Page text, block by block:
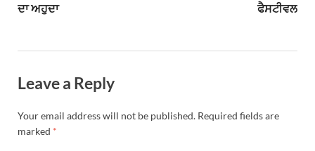
ਦਾ ਅਹੁਦਾ
ਫੈਸਟੀਵਲ
Leave a Reply
Your email address will not be published. Required fields are
marked *